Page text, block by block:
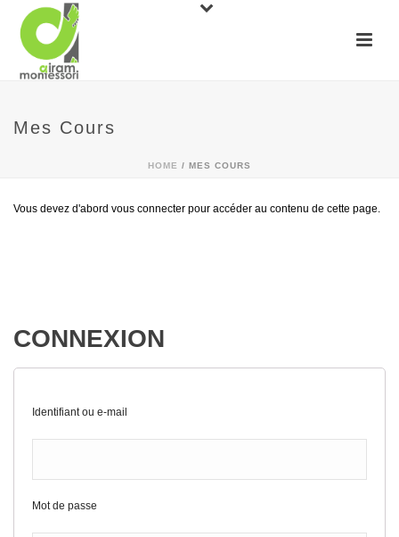
Mes Cours
HOME / MES COURS
Vous devez d'abord vous connecter pour accéder au contenu de cette page.
CONNEXION
Identifiant ou e-mail
Mot de passe